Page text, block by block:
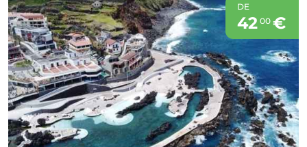
DE
42 00€